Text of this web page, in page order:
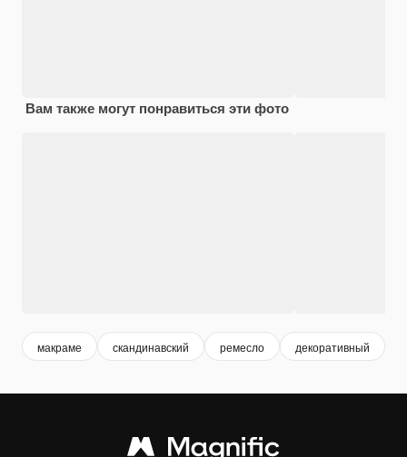
Вам также могут понравиться эти фото
макраме скандинавский ремесло декоративный